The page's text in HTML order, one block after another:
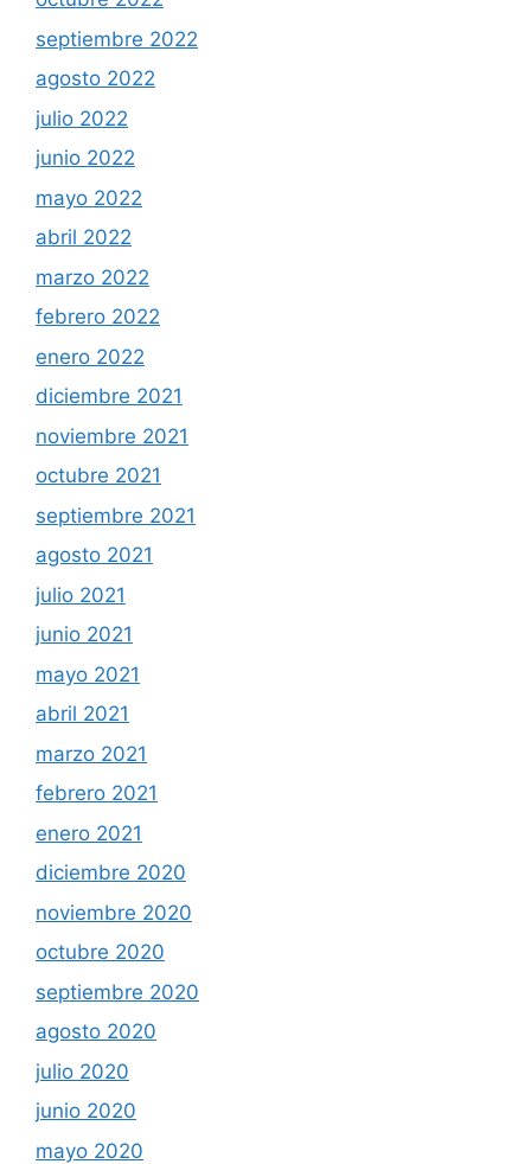
septiembre 2022
agosto 2022
julio 2022
junio 2022
mayo 2022
abril 2022
marzo 2022
febrero 2022
enero 2022
diciembre 2021
noviembre 2021
octubre 2021
septiembre 2021
agosto 2021
julio 2021
junio 2021
mayo 2021
abril 2021
marzo 2021
febrero 2021
enero 2021
diciembre 2020
noviembre 2020
octubre 2020
septiembre 2020
agosto 2020
julio 2020
junio 2020
mayo 2020